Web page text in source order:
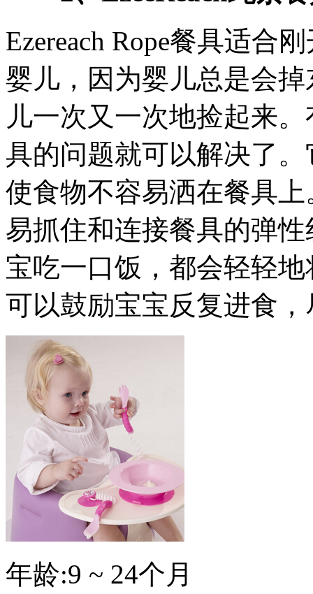
Ezereach Rope餐具适合
婴儿，因为婴儿总是会
儿一次又一次地捡起来
具的问题就可以解决了
使食物不容易洒在餐具
易抓住和连接餐具的弹
宝吃一口饭，都会轻轻
可以鼓励宝宝反复进食
年龄:9 ~ 24个月